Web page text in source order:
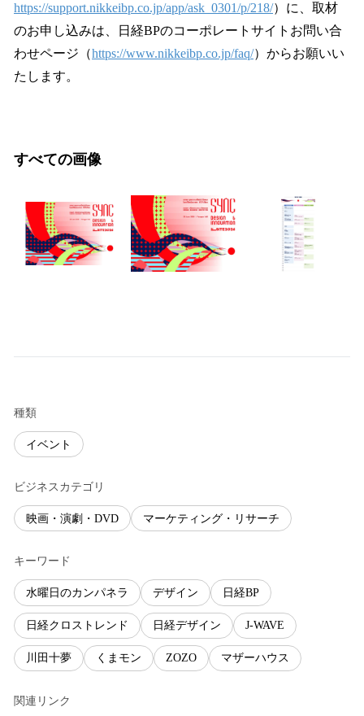
https://support.nikkeibp.co.jp/app/ask_0301/p/218/）に、取材
のお申し込みは、日経BPのコーポレートサイトお問い合
わせページ（https://www.nikkeibp.co.jp/faq/）からお願いい
たします。
すべての画像
種類
イベント
ビジネスカテゴリ
映画・演劇・DVD マーケティング・リサーチ
キーワード
水曜日のカンパネラ デザイン 日経BP
日経クロストレンド 日経デザイン J-WAVE
川田十夢 くまモン ZOZO マザーハウス
関連リンク